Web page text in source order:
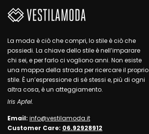
La moda è ciò che compri, lo stile è ciò che
possiedi. La chiave dello stile è nell’imparare
chi sei, e per farlo ci vogliono anni. Non esiste
una mappa della strada per ricercare il proprio
stile. È un’espressione di sé stessi e, più di ogni
altra cosa, è un atteggiamento.
Iris Apfel.
Email: info@vestilamoda.it
Customer Care: 06.92928912